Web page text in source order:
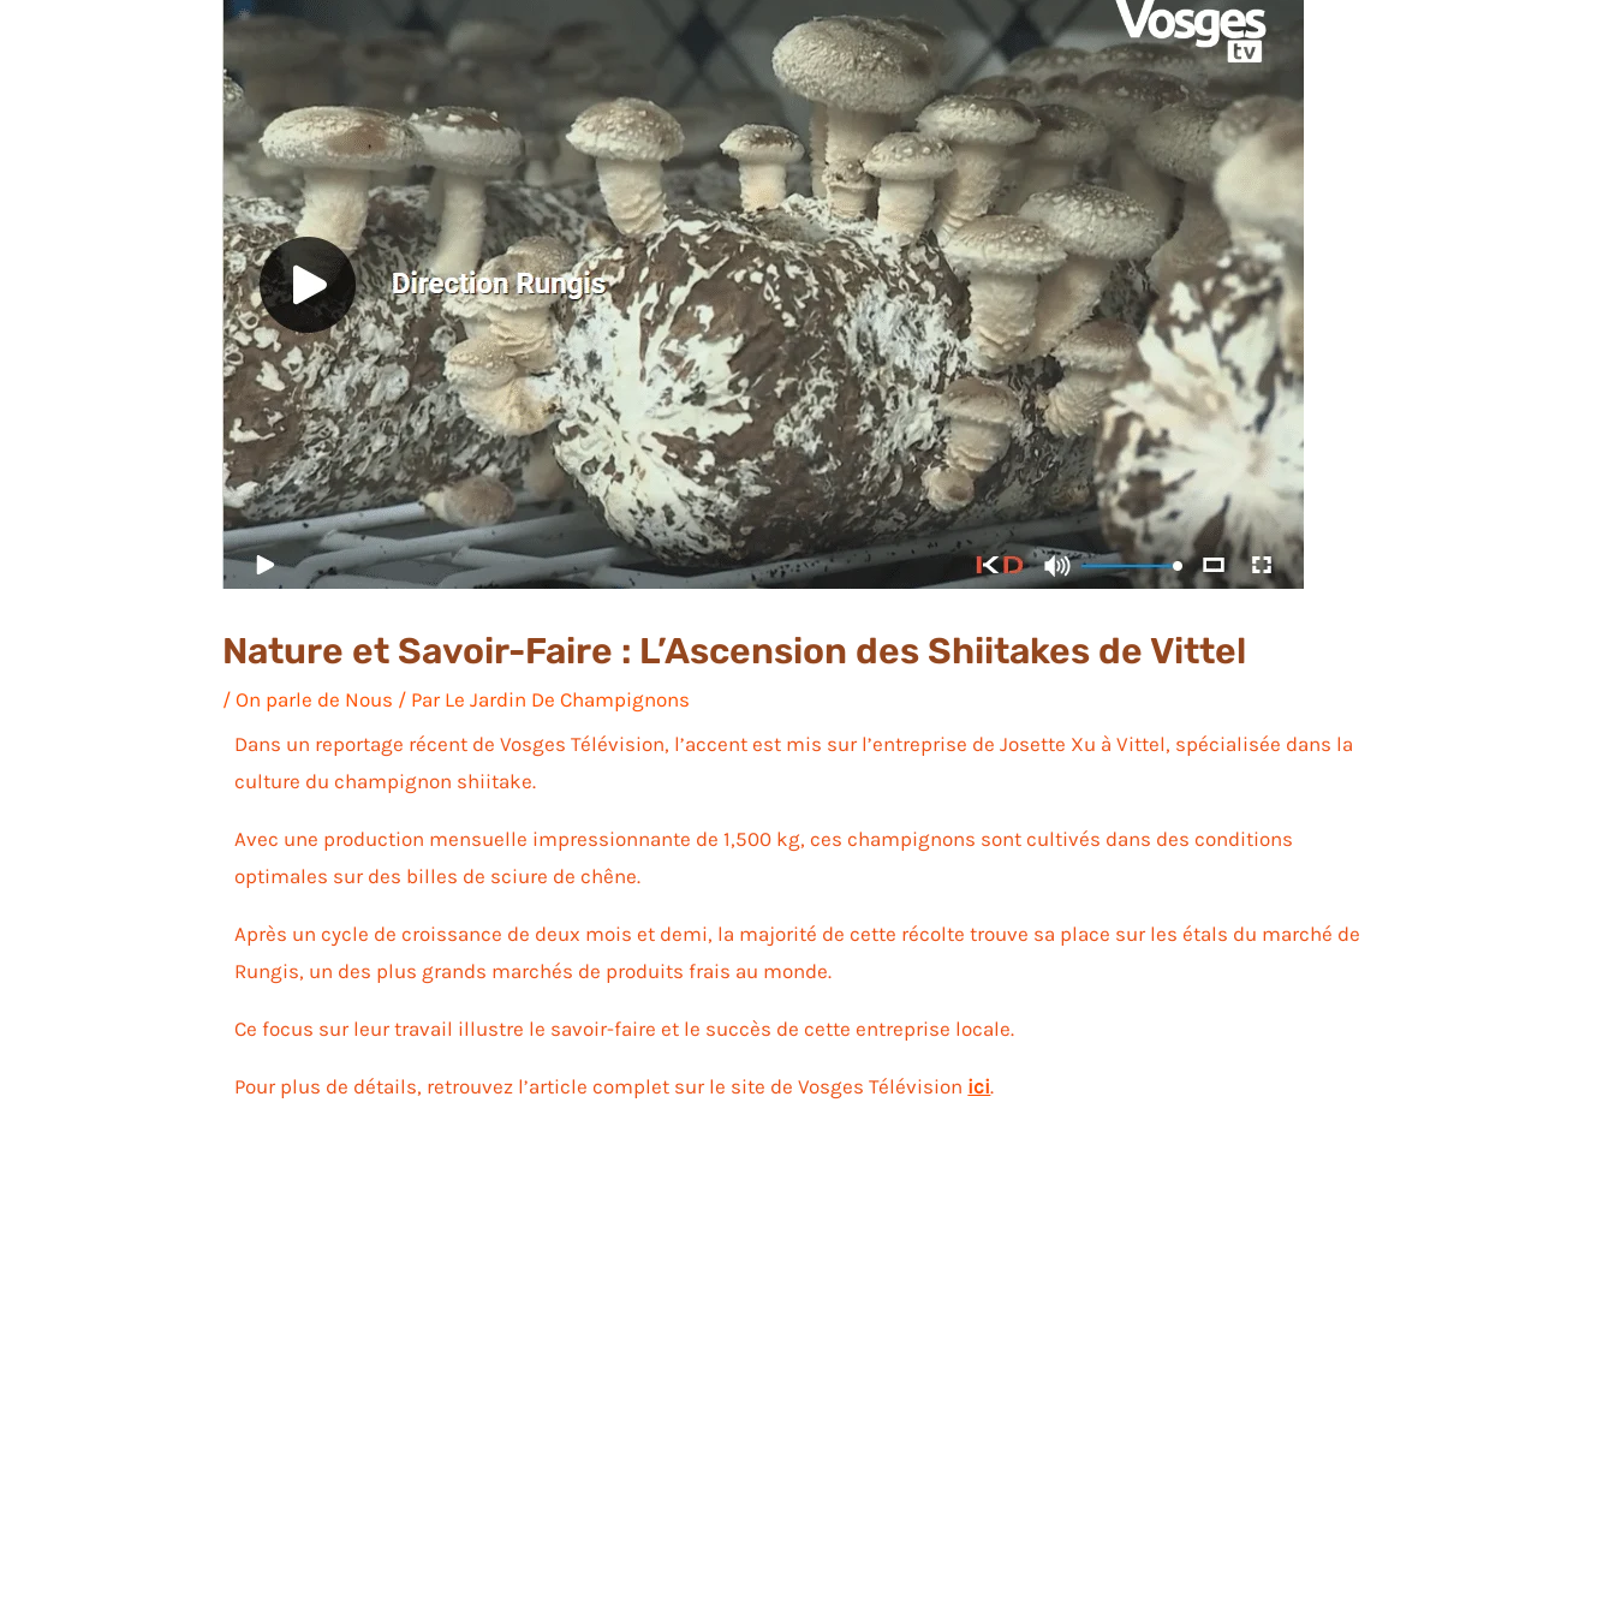
Nature et Savoir-Faire : L’Ascension des Shiitakes de Vittel
/On parle de Nous / Par Le Jardin De Champignons
Dans un reportage récent de Vosges Télévision, l’accent est mis sur l’entreprise de Josette Xu à Vittel, spécialisée dans la
culture du champignon shiitake.
Avec une production mensuelle impressionnante de 1,500 kg, ces champignons sont cultivés dans des conditions
optimales sur des billes de sciure de chêne.
Après un cycle de croissance de deux mois et demi, la majorité de cette récolte trouve sa place sur les étals du marché de
Rungis, un des plus grands marchés de produits frais au monde.
Ce focus sur leur travail illustre le savoir-faire et le succès de cette entreprise locale.
Pour plus de détails, retrouvez l’article complet sur le site de Vosges Télévision ici.